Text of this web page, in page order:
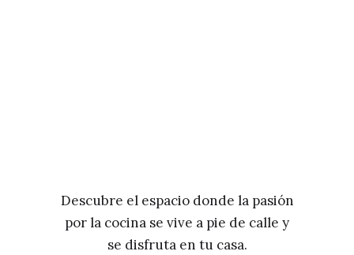
Descubre el espacio donde la pasión
por la cocina se vive a pie de calle y
se disfruta en tu casa.